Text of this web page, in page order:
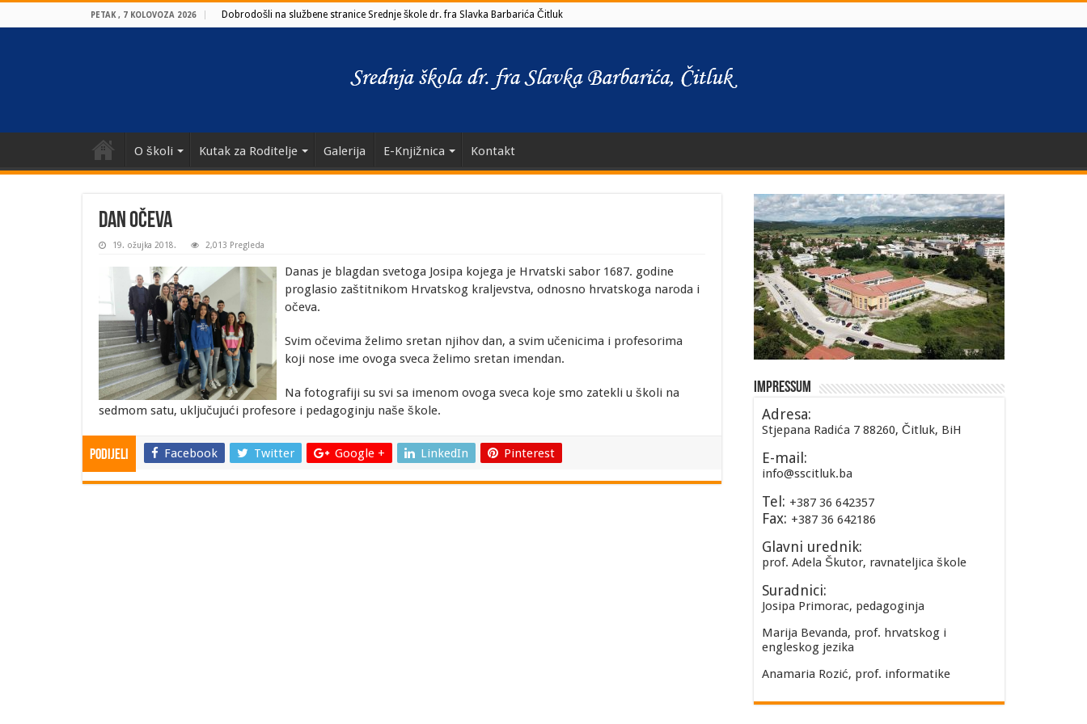
PETAK , 7 KOLOVOZA 2026 Dobrodošli na službene stranice Srednje škole dr. fra Slavka Barbarića Čitluk
O školi Kutak za Roditelje Galerija E-Knjižnica Kontakt
DAN OČEVA
19. ožujka 2018. 2,013 Pregleda
Danas je blagdan svetoga Josipa kojega je Hrvatski sabor 1687. godine
proglasio zaštitnikom Hrvatskog kraljevstva, odnosno hrvatskoga naroda i
očeva.
Svim očevima želimo sretan njihov dan, a svim učenicima i profesorima
koji nose ime ovoga sveca želimo sretan imendan.
Na fotografiji su svi sa imenom ovoga sveca koje smo zatekli u školi na
sedmom satu, uključujući profesore i pedagoginju naše škole.
Podijeli Facebook Twitter Google + LinkedIn Pinterest
Impressum
Adresa:
Stjepana Radića 7 88260, Čitluk, BiH
E-mail:
info@sscitluk.ba
Tel: +387 36 642357
Fax: +387 36 642186
Glavni urednik:
prof. Adela Škutor, ravnateljica škole
Suradnici:
Josipa Primorac, pedagoginja
Marija Bevanda, prof. hrvatskog i
engleskog jezika
Anamaria Rozić, prof. informatike